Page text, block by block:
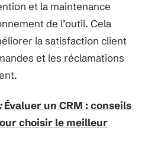
et la maintenance
de l’outil. Cela
la satisfaction client
et les réclamations
Évaluer un CRM : conseils
choisir le meilleur